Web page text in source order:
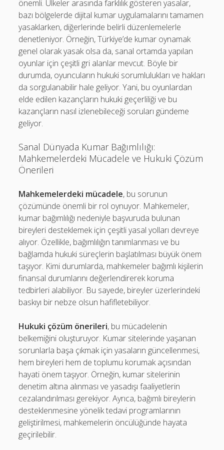
önemli. Ülkeler arasında farklılık gösteren yasalar,
bazı bölgelerde dijital kumar uygulamalarını tamamen
yasaklarken, diğerlerinde belirli düzenlemelerle
denetleniyor. Örneğin, Türkiye’de kumar oynamak
genel olarak yasak olsa da, sanal ortamda yapılan
oyunlar için çeşitli gri alanlar mevcut. Böyle bir
durumda, oyuncuların hukuki sorumlulukları ve hakları
da sorgulanabilir hale geliyor. Yani, bu oyunlardan
elde edilen kazançların hukuki geçerliliği ve bu
kazançların nasıl izlenebileceği soruları gündeme
geliyor.
Sanal Dünyada Kumar Bağımlılığı:
Mahkemelerdeki Mücadele ve Hukuki Çözüm
Önerileri
Mahkemelerdeki mücadele, bu sorunun
çözümünde önemli bir rol oynuyor. Mahkemeler,
kumar bağımlılığı nedeniyle başvuruda bulunan
bireyleri desteklemek için çeşitli yasal yolları devreye
alıyor. Özellikle, bağımlılığın tanımlanması ve bu
bağlamda hukuki süreçlerin başlatılması büyük önem
taşıyor. Kimi durumlarda, mahkemeler bağımlı kişilerin
finansal durumlarını değerlendirerek koruma
tedbirleri alabiliyor. Bu sayede, bireyler üzerlerindeki
baskıyı bir nebze olsun hafifletebiliyor.
Hukuki çözüm önerileri, bu mücadelenin
belkemiğini oluşturuyor. Kumar sitelerinde yaşanan
sorunlarla başa çıkmak için yasaların güncellenmesi,
hem bireyleri hem de toplumu korumak açısından
hayati önem taşıyor. Örneğin, kumar sitelerinin
denetim altına alınması ve yasadışı faaliyetlerin
cezalandırılması gerekiyor. Ayrıca, bağımlı bireylerin
desteklenmesine yönelik tedavi programlarının
geliştirilmesi, mahkemelerin öncülüğünde hayata
geçirilebilir.